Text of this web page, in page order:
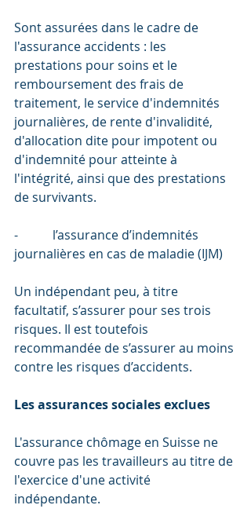
Sont assurées dans le cadre de
l'assurance accidents : les
prestations pour soins et le
remboursement des frais de
traitement, le service d'indemnités
journalières, de rente d'invalidité,
d'allocation dite pour impotent ou
d'indemnité pour atteinte à
l'intégrité, ainsi que des prestations
de survivants.
-           l’assurance d’indemnités
journalières en cas de maladie (IJM)
Un indépendant peu, à titre
facultatif, s’assurer pour ses trois
risques. Il est toutefois
recommandée de s’assurer au moins
contre les risques d’accidents.
Les assurances sociales exclues
L'assurance chômage en Suisse ne
couvre pas les travailleurs au titre de
l'exercice d'une activité
indépendante.